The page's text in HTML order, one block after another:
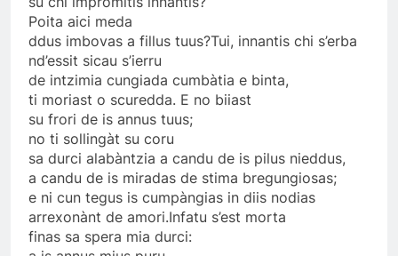
Poita aici meda
ddus imbovas a fillus tuus?Tui, innantis chi s’erba
nd’essit sicau s’ierru
de intzimia cungiada cumbàtia e binta,
ti moriast o scuredda. E no biiast
su frori de is annus tuus;
no ti sollingàt su coru
sa durci alabàntzia a candu de is pilus nieddus,
a candu de is miradas de stima bregungiosas;
e ni cun tegus is cumpàngias in diis nodias
arrexonànt de amori.Infatu s’est morta
finas sa spera mia durci: